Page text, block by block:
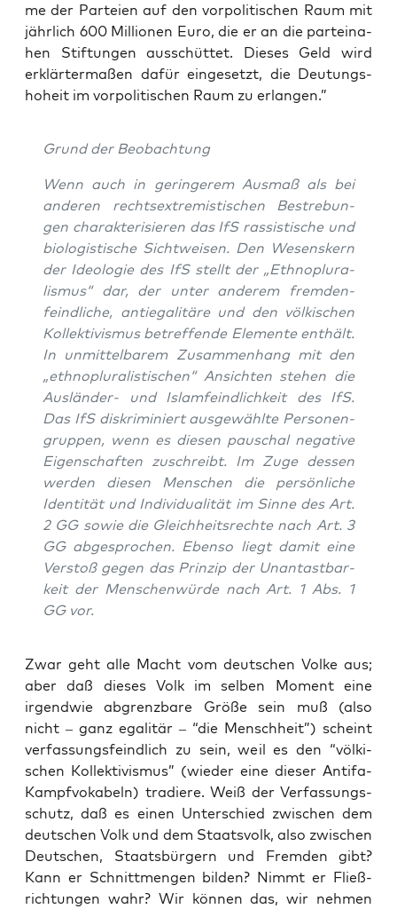
me der Par­tei­en auf den vor­po­li­ti­schen Raum mit
jähr­lich 600 Mil­lio­nen Euro, die er an die par­tei­na­
hen Stif­tun­gen aus­schüt­tet. Die­ses Geld wird
erklär­ter­ma­ßen dafür ein­ge­setzt, die Deu­tungs­
ho­heit im vor­po­li­ti­schen Raum zu erlangen.”
Grund der Beobachtung
Wenn auch in gerin­ge­rem Aus­maß als bei
ande­ren rechts­extre­mis­ti­schen Bestre­bun­
gen cha­rak­te­ri­sie­ren das IfS ras­sis­ti­sche und
bio­lo­gis­ti­sche Sicht­wei­sen. Den Wesens­kern
der Ideo­lo­gie des IfS stellt der „Eth­no­plu­ra­
lis­mus“ dar, der unter ande­rem frem­den­
feind­li­che, antie­ga­li­tä­re und den völ­ki­schen
Kol­lek­ti­vis­mus betref­fen­de Ele­men­te ent­hält.
In unmit­tel­ba­rem Zusam­men­hang mit den
„eth­no­plu­ra­lis­ti­schen“ Ansich­ten ste­hen die
Aus­län­der- und Islam­feind­lich­keit des IfS.
Das IfS dis­kri­mi­niert aus­ge­wähl­te Per­so­nen­
grup­pen, wenn es die­sen pau­schal nega­ti­ve
Eigen­schaf­ten zuschreibt. Im Zuge des­sen
wer­den die­sen Men­schen die per­sön­li­che
Iden­ti­tät und Indi­vi­dua­li­tät im Sin­ne des Art.
2 GG sowie die Gleich­heits­rech­te nach Art. 3
GG abge­spro­chen. Eben­so liegt damit eine
Ver­stoß gegen das Prin­zip der Unan­tast­bar­
keit der Men­schen­wür­de nach Art. 1 Abs. 1
GG vor.
Zwar geht alle Macht vom deut­schen Vol­ke aus;
aber daß die­ses Volk im sel­ben Moment eine
irgend­wie abgrenz­ba­re Grö­ße sein muß (also
nicht – ganz ega­li­tär – “die Mensch­heit”) scheint
ver­fas­sungs­feind­lich zu sein, weil es den “völ­ki­
schen Kol­lek­ti­vis­mus” (wie­der eine die­ser Anti­fa-
Kampf­vo­ka­beln) tra­die­re. Weiß der Ver­fas­sungs­
schutz, daß es einen Unter­schied zwi­schen dem
deut­schen Volk und dem Staats­volk, also zwi­schen
Deut­schen, Staats­bür­gern und Frem­den gibt?
Kann er Schnitt­men­gen bil­den? Nimmt er Fließ­
rich­tun­gen wahr? Wir kön­nen das, wir neh­men